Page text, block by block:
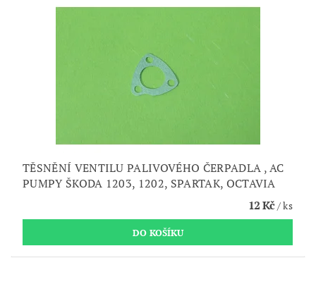
TĚSNĚNÍ VENTILU PALIVOVÉHO ČERPADLA , AC
PUMPY ŠKODA 1203, 1202, SPARTAK, OCTAVIA
12 Kč/ ks